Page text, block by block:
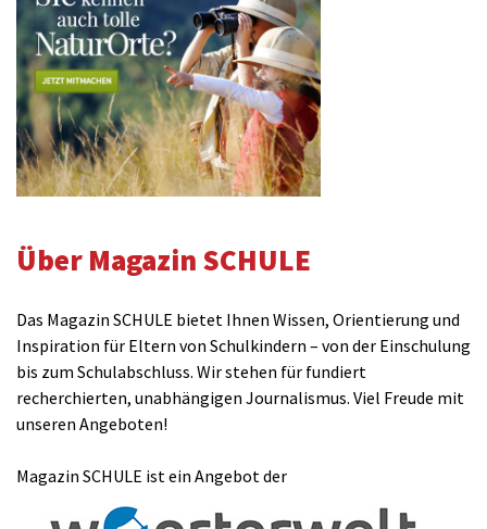
Über Magazin SCHULE
Das Magazin SCHULE bietet Ihnen Wissen, Orientierung und
Inspiration für Eltern von Schulkindern – von der Einschulung
bis zum Schulabschluss. Wir stehen für fundiert
recherchierten, unabhängigen Journalismus. Viel Freude mit
unseren Angeboten!
Magazin SCHULE ist ein Angebot der